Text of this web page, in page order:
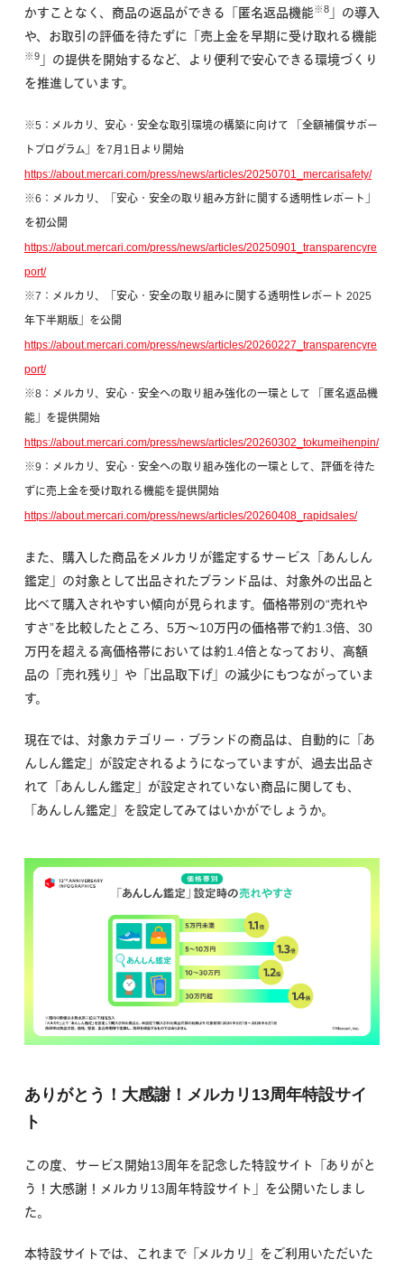
かすことなく、商品の返品ができる「匿名返品機能※8
」の導入
や、お取引の評価を待たずに「売上金を早期に受け取れる機能
※9
の提供を開始するなど、より便利で安心できる環境づくり
を推進しています。
※5：メルカリ、安心・安全な取引環境の構築に向けて 「全額補償サポー
トプログラム」を7月1日より開始
https://about.mercari.com/press/news/articles/20250701_mercarisafety/
※6：メルカリ、「安心・安全の取り組み方針に関する透明性レポート」
を初公開
https://about.mercari.com/press/news/articles/20250901_transparencyre
port/
※7：メルカリ、「安心・安全の取り組みに関する透明性レポート 2025
年下半期版」を公開
https://about.mercari.com/press/news/articles/20260227_transparencyre
port/
※8：メルカリ、安心・安全への取り組み強化の一環として 「匿名返品機
能」を提供開始
https://about.mercari.com/press/news/articles/20260302_tokumeihenpin/
※9：メルカリ、安心・安全への取り組み強化の一環として、評価を待た
ずに売上金を受け取れる機能を提供開始
https://about.mercari.com/press/news/articles/20260408_rapidsales/
また、購入した商品をメルカリが鑑定するサービス「あんしん
鑑定」の対象として出品されたブランド品は、対象外の出品と
比べて購入されやすい傾向が見られます。価格帯別の“売れや
すさ”を比較したところ、5万〜10万円の価格帯で約1.3倍、30
万円を超える高価格帯においては約1.4倍となっており、高額
品の「売れ残り」や「出品取下げ」の減少にもつながっていま
す。
現在では、対象カテゴリー・ブランドの商品は、自動的に「あ
んしん鑑定」が設定されるようになっていますが、過去出品さ
れて「あんしん鑑定」が設定されていない商品に関しても、
「あんしん鑑定」を設定してみてはいかがでしょうか。
ありがとう！大感謝！メルカリ13周年特設サイ
ト
この度、サービス開始13周年を記念した特設サイト「ありがと
う！大感謝！メルカリ13周年特設サイト」を公開いたしまし
た。
本特設サイトでは、これまで「メルカリ」をご利用いただいた